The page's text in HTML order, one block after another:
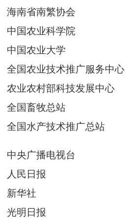
海南省南繁协会
中国农业科学院
中国农业大学
全国农业技术推广服务中心
农业农村部科技发展中心
全国畜牧总站
全国水产技术推广总站
中央广播电视台
人民日报
新华社
光明日报